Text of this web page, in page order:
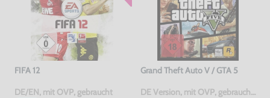
FIFA 12
DE/EN, mit OVP, gebraucht
Grand Theft Auto V / GTA 5
DE Version, mit OVP, gebraucht, USK18